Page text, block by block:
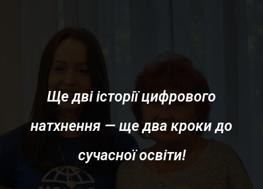
Ще дві історії цифрового
натхнення — ще два кроки до
сучасної освіти!